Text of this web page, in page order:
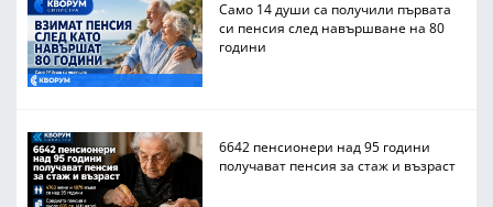
Само 14 души са получили първата
си пенсия след навършване на 80
години
6642 пенсионери над 95 години
получават пенсия за стаж и възраст